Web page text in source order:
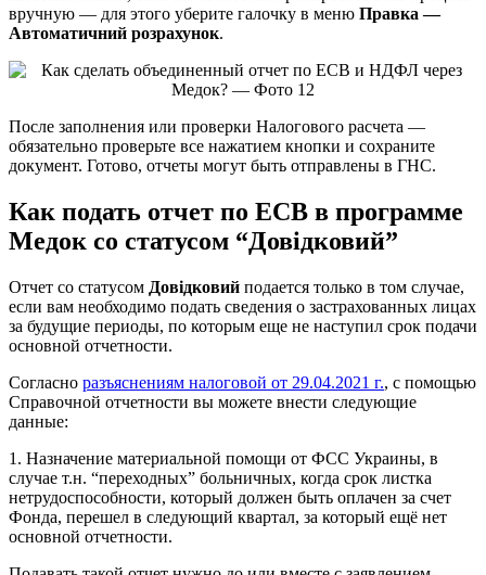
вручную — для этого уберите галочку в меню Правка —
Автоматичний розрахунок.
После заполнения или проверки Налогового расчета —
обязательно проверьте все нажатием кнопки и сохраните
документ. Готово, отчеты могут быть отправлены в ГНС.
Как подать отчет по ЕСВ в программе
Медок со статусом “Довідковий”
Отчет со статусом Довідковий подается только в том случае,
если вам необходимо подать сведения о застрахованных лицах
за будущие периоды, по которым еще не наступил срок подачи
основной отчетности.
Согласно разъяснениям налоговой от 29.04.2021 г., с помощью
Справочной отчетности вы можете внести следующие
данные:
1. Назначение материальной помощи от ФСС Украины, в
случае т.н. “переходных” больничных, когда срок листка
нетрудоспособности, который должен быть оплачен за счет
Фонда, перешел в следующий квартал, за который ещё нет
основной отчетности.